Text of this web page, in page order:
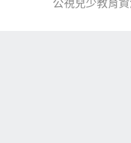
公視兒少教育資